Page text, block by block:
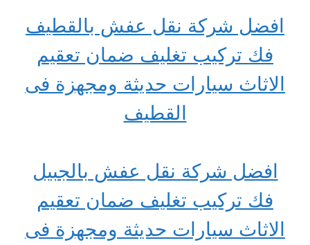
افضل شركة نقل عفش بالقطيف
فك تركيب تغليف ضمان تعقيم
الاثاث سيارات حديثة ومجهزة فى
القطيف
افضل شركة نقل عفش بالجبيل
فك تركيب تغليف ضمان تعقيم
الاثاث سيارات حديثة ومجهزة فى